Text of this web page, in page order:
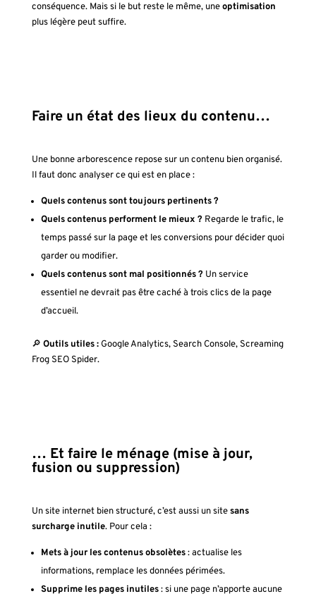
conséquence. Mais si le but reste le même, uneoptimisation
plus légère peut suffire.
Faire un état des lieux du contenu…
Une bonne arborescence repose sur un contenu bien organisé.
Il faut donc analyser ce qui est en place :
Quels contenus sont toujours pertinents ?
Quels contenus performent le mieux ?Regarde le trafic, le
temps passé sur la page et les conversions pour décider quoi
garder ou modifier.
Quels contenus sont mal positionnés ?Un service
essentiel ne devrait pas être caché à trois clics de la page
d’accueil.
🔎 Outils utiles :Google Analytics, Search Console, Screaming
Frog SEO Spider.
… Et faire le ménage (mise à jour,
fusion ou suppression)
Un site internet bien structuré, c’est aussi un sitesans
surcharge inutile. Pour cela :
Mets à jour les contenus obsolètes: actualise les
informations, remplace les données périmées.
Supprime les pages inutiles: si une page n’apporte aucune